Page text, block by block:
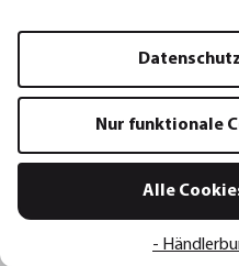
Organisation
Vorspeisen
Empfohlene
Nur funktionale
Alle
-